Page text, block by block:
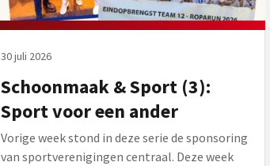
30 juli 2026
Schoonmaak & Sport (3):
Sport voor een ander
Vorige week stond in deze serie de sponsoring
van sportverenigingen centraal. Deze week